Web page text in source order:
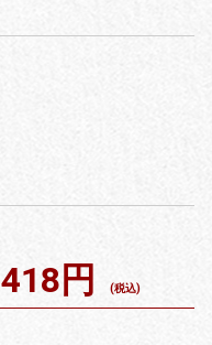
418円 (税込)